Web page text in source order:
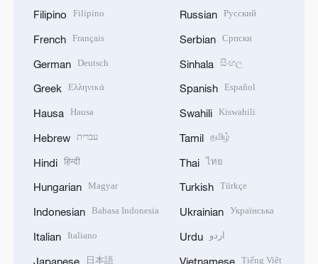
Filipino Filipino
French Français
German Deutsch
Greek Ελληνικά
Hausa Hausa
Hebrew עברית
Hindi हिन्दी
Hungarian Magyar
Indonesian Bahasa Indonesia
Italian Italiano
Japanese 日本語
Russian Русский
Serbian Српски
Sinhala සිංහල
Spanish Español
Swahili Kiswahili
Tamil தமிழ்
Thai ไทย
Turkish Türkçe
Ukrainian Українська
Urdu اردو
Vietnamese Tiếng Việt